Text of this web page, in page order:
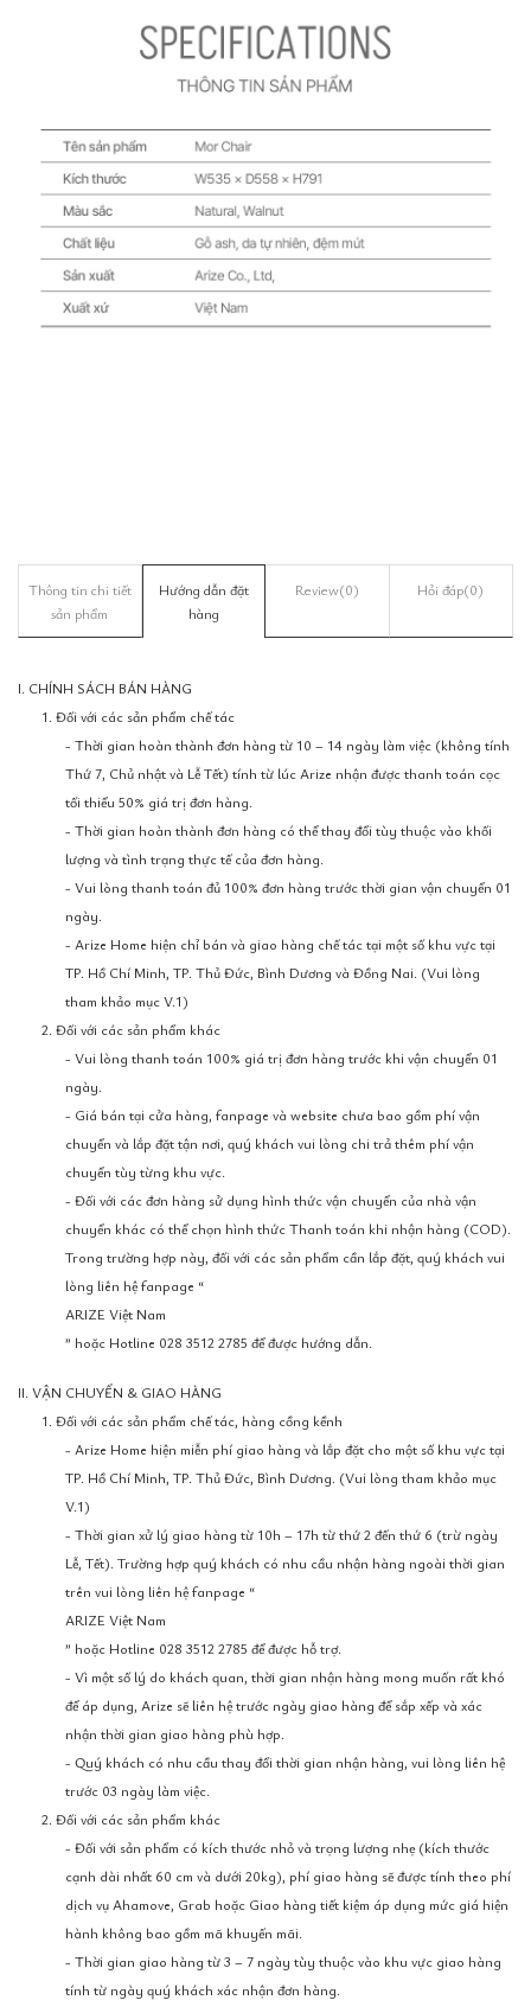
Thông tin chi tiết
sản phẩm
Hướng dẫn đặt
hàng
Review(0) Hỏi đáp(0)
I. CHÍNH SÁCH BÁN HÀNG
1. Đối với các sản phẩm chế tác
- Thời gian hoàn thành đơn hàng từ 10 – 14 ngày làm việc (không tính
Thứ 7, Chủ nhật và Lễ Tết) tính từ lúc Arize nhận được thanh toán cọc
tối thiểu 50% giá trị đơn hàng.
- Thời gian hoàn thành đơn hàng có thể thay đổi tùy thuộc vào khối
lượng và tình trạng thực tế của đơn hàng.
- Vui lòng thanh toán đủ 100% đơn hàng trước thời gian vận chuyển 01
ngày.
- Arize Home hiện chỉ bán và giao hàng chế tác tại một số khu vực tại
TP. Hồ Chí Minh, TP. Thủ Đức, Bình Dương và Đồng Nai. (Vui lòng
tham khảo mục V.1)
2. Đối với các sản phẩm khác
- Vui lòng thanh toán 100% giá trị đơn hàng trước khi vận chuyển 01
ngày.
- Giá bán tại cửa hàng, fanpage và website chưa bao gồm phí vận
chuyển và lắp đặt tận nơi, quý khách vui lòng chi trả thêm phí vận
chuyển tùy từng khu vực.
- Đối với các đơn hàng sử dụng hình thức vận chuyển của nhà vận
chuyển khác có thể chọn hình thức Thanh toán khi nhận hàng (COD).
Trong trường hợp này, đối với các sản phẩm cần lắp đặt, quý khách vui
lòng liên hệ fanpage “
ARIZE Việt Nam
” hoặc Hotline 028 3512 2785 để được hướng dẫn.
II. VẬN CHUYỂN & GIAO HÀNG
1. Đối với các sản phẩm chế tác, hàng cồng kềnh
- Arize Home hiện miễn phí giao hàng và lắp đặt cho một số khu vực tại
TP. Hồ Chí Minh, TP. Thủ Đức, Bình Dương. (Vui lòng tham khảo mục
V.1)
- Thời gian xử lý giao hàng từ 10h – 17h từ thứ 2 đến thứ 6 (trừ ngày
Lễ, Tết). Trường hợp quý khách có nhu cầu nhận hàng ngoài thời gian
trên vui lòng liên hệ fanpage “
ARIZE Việt Nam
” hoặc Hotline 028 3512 2785 để được hỗ trợ.
- Vì một số lý do khách quan, thời gian nhận hàng mong muốn rất khó
để áp dụng, Arize sẽ liên hệ trước ngày giao hàng để sắp xếp và xác
nhận thời gian giao hàng phù hợp.
- Quý khách có nhu cầu thay đổi thời gian nhận hàng, vui lòng liên hệ
trước 03 ngày làm việc.
2. Đối với các sản phẩm khác
- Đối với sản phẩm có kích thước nhỏ và trọng lượng nhẹ (kích thước
cạnh dài nhất 60 cm và dưới 20kg), phí giao hàng sẽ được tính theo phí
dịch vụ Ahamove, Grab hoặc Giao hàng tiết kiệm áp dụng mức giá hiện
hành không bao gồm mã khuyến mãi.
- Thời gian giao hàng từ 3 – 7 ngày tùy thuộc vào khu vực giao hàng
tính từ ngày quý khách xác nhận đơn hàng.